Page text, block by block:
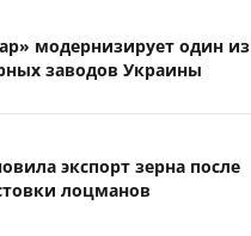
модернизирует один из
заводов Украины
экспорт зерна после
лоцманов